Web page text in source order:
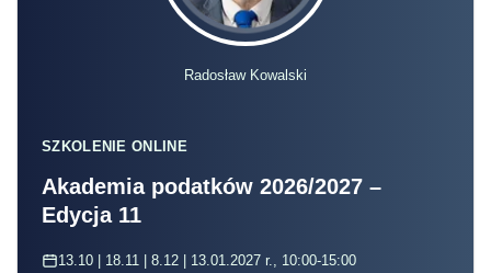
Radosław Kowalski
SZKOLENIE ONLINE
Akademia podatków 2026/2027 –
Edycja 11
13.10 | 18.11 | 8.12 | 13.01.2027 r., 10:00-15:00